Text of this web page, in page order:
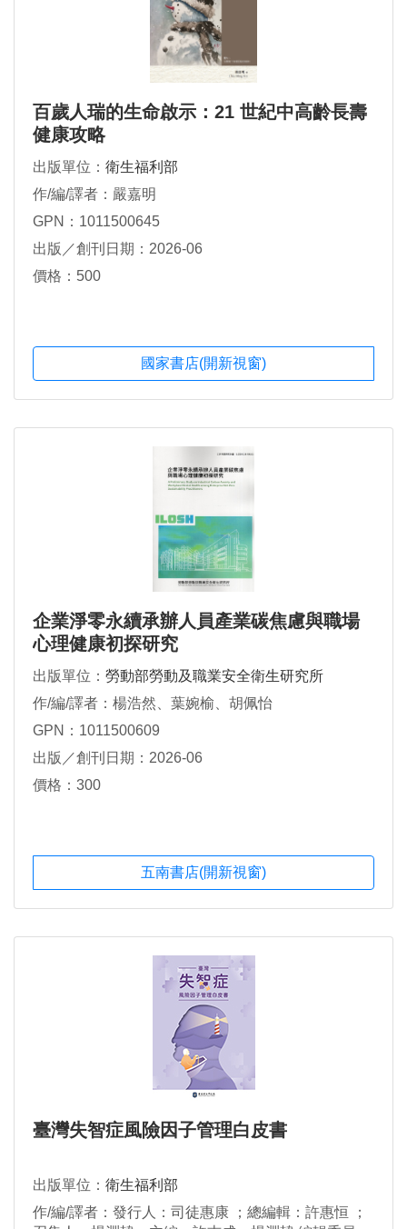
百歲人瑞的生命啟示：21 世紀中高齡長壽
健康攻略
出版單位： 衛生福利部
作/編/譯者：嚴嘉明
GPN：1011500645
出版／創刊日期：2026-06
價格：500
國家書店(開新視窗)
企業淨零永續承辦人員產業碳焦慮與職場
心理健康初探研究
出版單位： 勞動部勞動及職業安全衛生研究所
作/編/譯者：楊浩然、葉婉榆、胡佩怡
GPN：1011500609
出版／創刊日期：2026-06
價格：300
五南書店(開新視窗)
臺灣失智症風險因子管理白皮書
出版單位： 衛生福利部
作/編/譯者：發行人：司徒惠康 ；總編輯：許惠恒 ；